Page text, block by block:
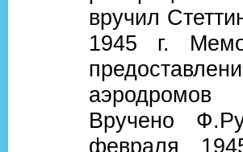
вручил
1945 г.
Вручено
февраля